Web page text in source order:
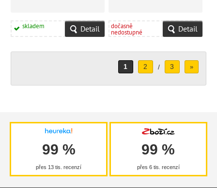
skladem Detail dočasně
nedostupné Detail
1 2 / 3 »
99 %
přes 13 tis. recenzí
99 %
přes 6 tis. recenzí